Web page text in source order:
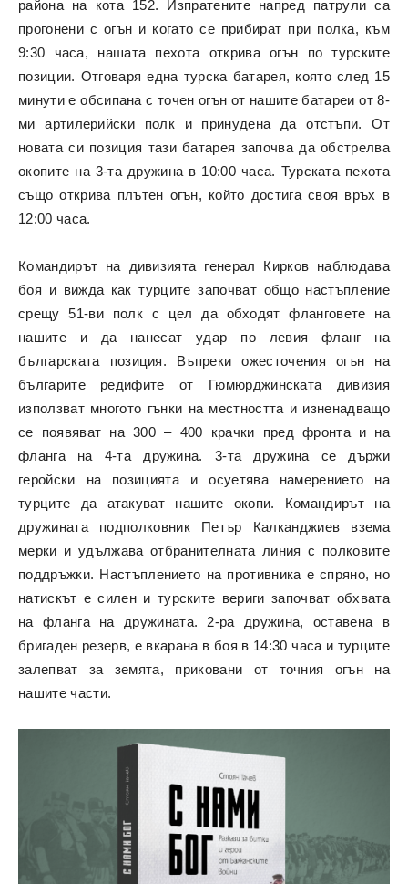
района на кота 152. Изпратените напред патрули са
прогонени с огън и когато се прибират при полка, към
9:30 часа, нашата пехота открива огън по турските
позиции. Отговаря една турска батарея, която след 15
минути е обсипана с точен огън от нашите батареи от 8-
ми артилерийски полк и принудена да отстъпи. От
новата си позиция тази батарея започва да обстрелва
окопите на 3-та дружина в 10:00 часа. Турската пехота
също открива плътен огън, който достига своя връх в
12:00 часа.
Командирът на дивизията генерал Кирков наблюдава
боя и вижда как турците започват общо настъпление
срещу 51-ви полк с цел да обходят фланговете на
нашите и да нанесат удар по левия фланг на
българската позиция. Въпреки ожесточения огън на
българите редифите от Гюмюрджинската дивизия
използват многото гънки на местността и изненадващо
се появяват на 300 – 400 крачки пред фронта и на
фланга на 4-та дружина. 3-та дружина се държи
геройски на позицията и осуетява намерението на
турците да атакуват нашите окопи. Командирът на
дружината подполковник Петър Калканджиев взема
мерки и удължава отбранителната линия с полковите
поддръжки. Настъплението на противника е спряно, но
натискът е силен и турските вериги започват обхвата
на фланга на дружината. 2-ра дружина, оставена в
бригаден резерв, е вкарана в боя в 14:30 часа и турците
залепват за земята, приковани от точния огън на
нашите части.